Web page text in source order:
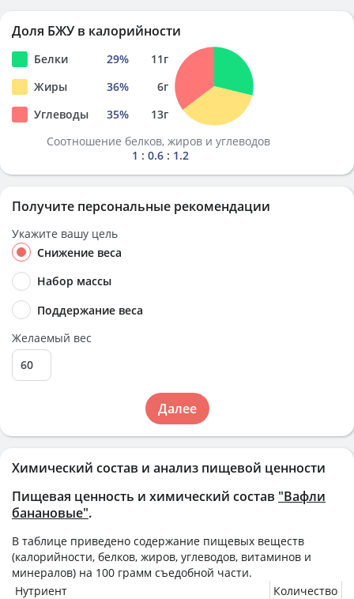
Химический состав и анализ пищевой ценности
Пищевая ценность и химический состав "Вафли
банановые".
В таблице приведено содержание пищевых веществ
(калорийности, белков, жиров, углеводов, витаминов и
минералов) на 100 грамм съедобной части.
Нутриент
Количество
Доля БЖУ в калорийности
Белки 29% 11г
Жиры
36% 6г
Углеводы
35% 13г
Соотношение белков, жиров и углеводов
1 : 0.6 : 1.2
Получите персональные рекомендации
Укажите вашу цель
Снижение веса
Набор массы
Поддержание веса
Желаемый вес
Далее